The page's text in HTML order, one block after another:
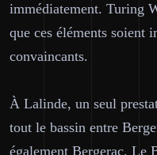
immédiatement. Turing
que ces éléments soient
convaincants.
À Lalinde, un seul
tout le bassin entre
également Bergerac, Le